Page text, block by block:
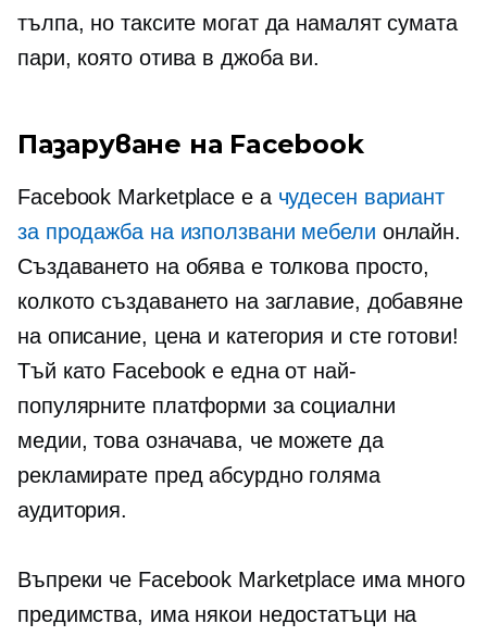
тълпа, но таксите могат да намалят сумата
пари, която отива в джоба ви.
Пазаруване на Facebook
Facebook Marketplace е a чудесен вариант
за продажба на използвани мебели онлайн.
Създаването на обява е толкова просто,
колкото създаването на заглавие, добавяне
на описание, цена и категория и сте готови!
Тъй като Facebook е една от най-
популярните платформи за социални
медии, това означава, че можете да
рекламирате пред абсурдно голяма
аудитория.
Въпреки че Facebook Marketplace има много
предимства, има някои недостатъци на